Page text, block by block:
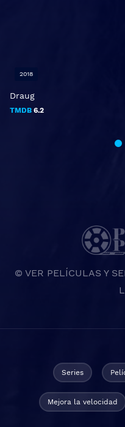
Draug
TMDB 6.2
2018
© VER PELÍCULAS Y
Series
Mejora la velocidad